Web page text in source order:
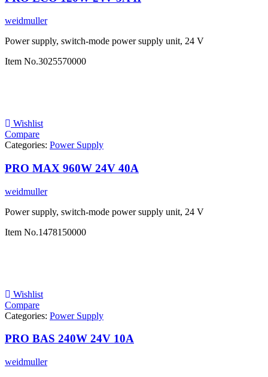
weidmuller
Power supply, switch-mode power supply unit, 24 V
Item No.3025570000
Wishlist
Compare
Categories: Power Supply
PRO MAX 960W 24V 40A
weidmuller
Power supply, switch-mode power supply unit, 24 V
Item No.1478150000
Wishlist
Compare
Categories: Power Supply
PRO BAS 240W 24V 10A
weidmuller